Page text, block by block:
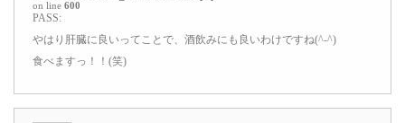
on line 600
PASS:
やはり肝臓に良いってことで、酒飲みにも良いわけですね(^-^)
食べますっ！！(笑)